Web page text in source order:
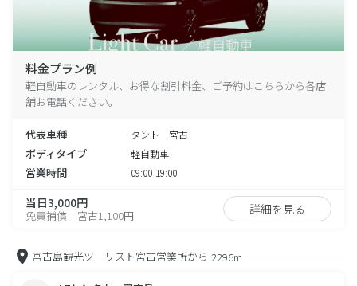
料金プラン例
軽自動車のレンタル、お得な割引料金、ご予約はこちらから各店
舗お電話ください。
代表車種 タント 宮古
ボディタイプ 軽自動車
営業時間 09:00-19:00
当日3,000円
免責補償 宮古1,100円 詳細を見る
宮古島観光ツーリスト宮古営業所から 2296m